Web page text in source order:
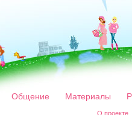
Общение Материалы
О проекте